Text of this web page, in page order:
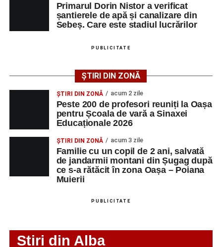
Primul concert din cadrul String Symphonic Camp
2026 a adus emoție și aplauze la Sebeș
au venit la Sebeș și au susținut un recital apreciat de
tinerilor muzicieni și munca depusă în cadrul taberei, iar
spectatorii au răsplătit prestațiile cu aplauze îndelungate.
Primarul Dorin Nistor a verificat
șantierele de apă și canalizare din
Sebeș. Care este stadiul lucrărilor
PUBLICITATE
ȘTIRI DIN ZONĂ
ȘTIRI DIN ZONĂ acum 2 zile
Peste 200 de profesori reuniți la Oașa
pentru Școala de vară a Sinaxei
Educaționale 2026
ȘTIRI DIN ZONĂ acum 3 zile
Familie cu un copil de 2 ani, salvată
de jandarmii montani din Șugag după
ce s-a rătăcit în zona Oașa – Poiana
Muierii
PUBLICITATE
Stiri din Alba